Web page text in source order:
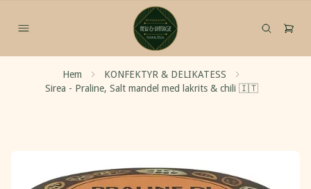
Hem
KONFEKTYR & DELIKATESS
Sirea - Praline, Salt mandel med lakrits & chili 🇮🇹